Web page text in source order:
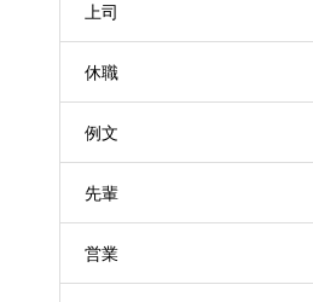
上司
休職
例文
先輩
営業